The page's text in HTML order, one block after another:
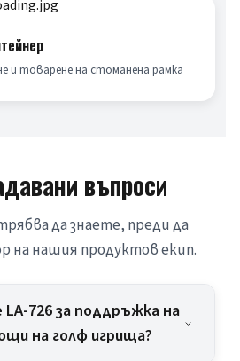
и товарене на стоманена рамка
въпроси
да знаете, преди да
на нашия продуктов екип.
726 за поддръжка на
на голф игрища?